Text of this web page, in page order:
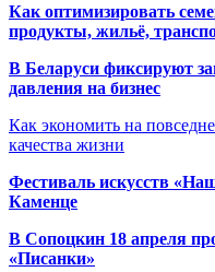
Как оптимизировать
продукты, жильё,
В Беларуси фиксируют
давления на бизнес
Как экономить на
качества жизни
Фестиваль искусств
Каменце
В Сопоцкин 18 апреля
«Писанки»